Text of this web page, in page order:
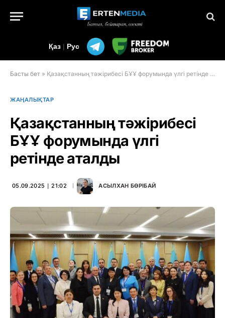
Қаз | Рус
Басты бет » Қазақстанның тәжірибесі БҰҰ форумында үлгі ретінде аталды
ЖАҢАЛЫҚТАР
Қазақстанның тәжірибесі
БҰҰ форумында үлгі
ретінде аталды
05.09.2025 ∣ 21:02 АСЫЛХАН БӨРІБАЙ